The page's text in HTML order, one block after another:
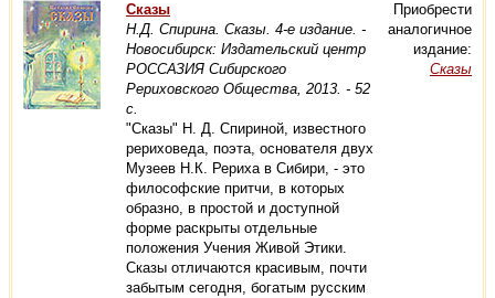
Сказы
Н.Д. Спирина. Сказы. 4-е издание. -
Новосибирск: Издательский центр
РОССАЗИЯ Сибирского
Рериховского Общества, 2013. - 52
с.
"Сказы" Н. Д. Спириной, известного
рериховеда, поэта, основателя двух
Музеев Н.К. Рериха в Сибири, - это
философские притчи, в которых
образно, в простой и доступной
форме раскрыты отдельные
положения Учения Живой Этики.
Сказы отличаются красивым, почти
забытым сегодня, богатым русским
Приобрести
аналогичное
издание:
Сказы